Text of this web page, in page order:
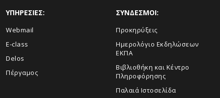
ΥΠΗΡΕΣΙΕΣ:
Webmail
E-class
Delos
Πέργαμος
ΣΥΝΔΕΣΜΟΙ:
Προκηρύξεις
Ημερολόγιο Εκδηλώσεων
ΕΚΠΑ
Βιβλιοθήκη και Κέντρο
Πληροφόρησης
Παλαιά Ιστοσελίδα